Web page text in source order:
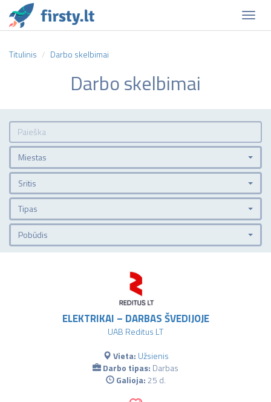
Titulinis Darbo skelbimai
Darbo skelbimai
Miestas
Sritis
Tipas
Pobūdis
ELEKTRIKAI – DARBAS ŠVEDIJOJE
UAB Reditus LT
Vieta: Užsienis
Darbo tipas: Darbas
Galioja:25 d.